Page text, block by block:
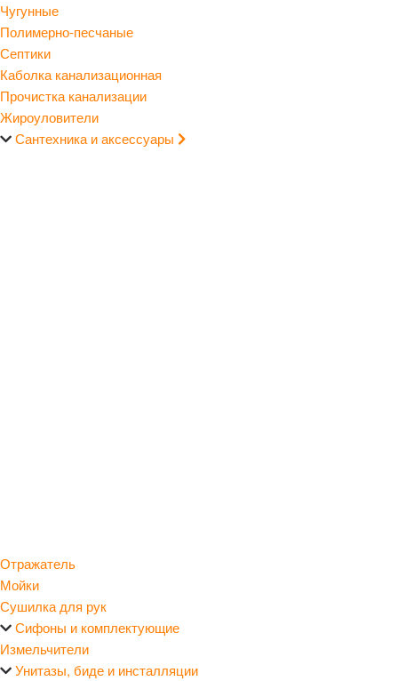
Чугунные
Полимерно-песчаные
Септики
Каболка канализационная
Прочистка канализации
Жироуловители
Сантехника и аксессуары
Отражатель
Мойки
Сушилка для рук
Сифоны и комплектующие
Измельчители
Унитазы, биде и инсталляции